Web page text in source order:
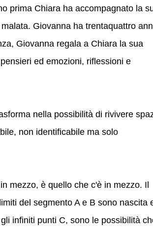
prima Chiara ha accompagnato la
Giovanna ha trentaquattro
Giovanna regala a Chiara la sua
ed emozioni, riflessioni e
nella possibilità di rivivere
non identificabile ma solo
mezzo, è quello che c'è in mezzo. Il
del segmento A e B sono nascita
infiniti punti C, sono le possibilità